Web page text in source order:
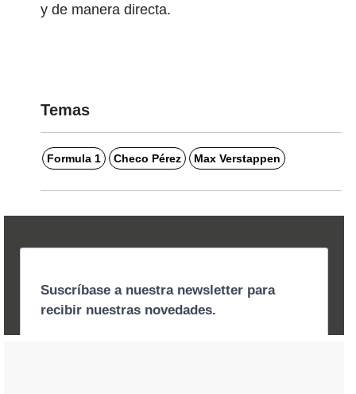
y de manera directa.
Temas
Formula 1 Checo Pérez Max Verstappen